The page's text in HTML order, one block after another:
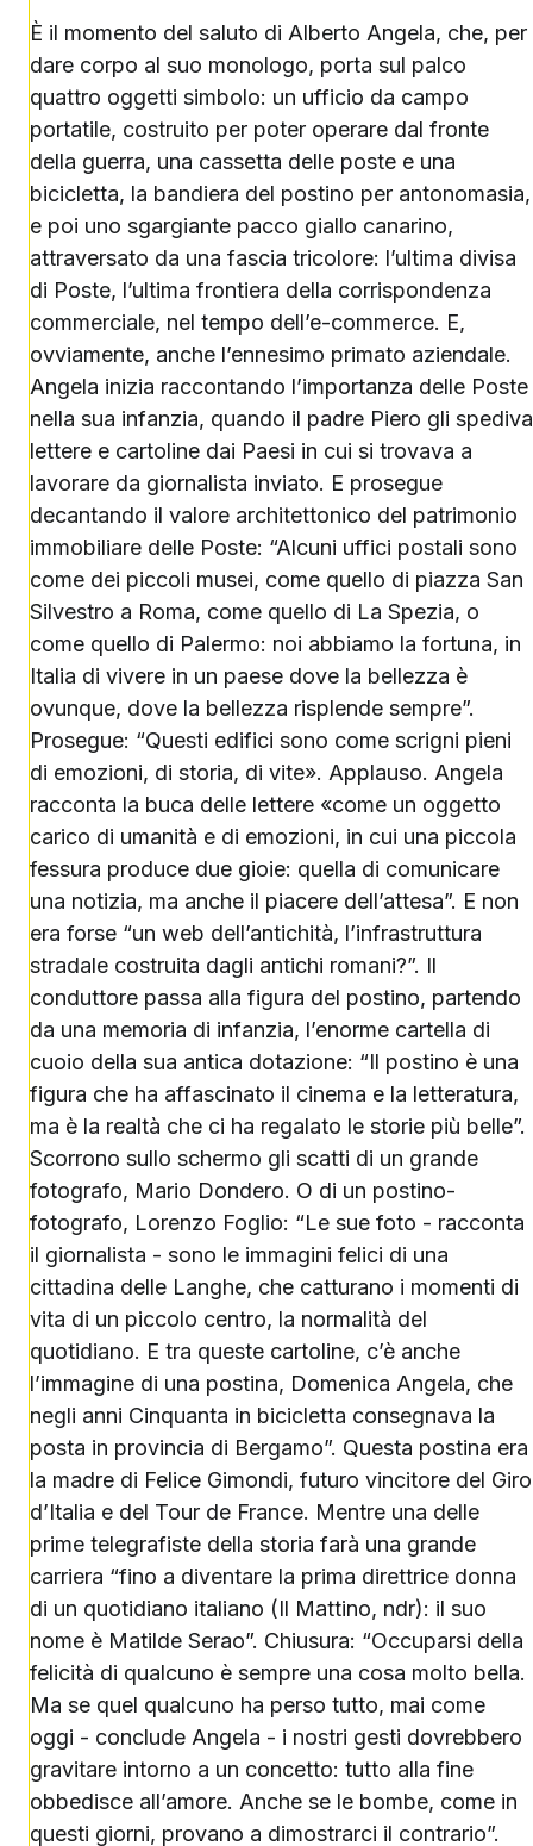
È il momento del saluto di Alberto Angela, che, per
dare corpo al suo monologo, porta sul palco
quattro oggetti simbolo: un ufficio da campo
portatile, costruito per poter operare dal fronte
della guerra, una cassetta delle poste e una
bicicletta, la bandiera del postino per antonomasia,
e poi uno sgargiante pacco giallo canarino,
attraversato da una fascia tricolore: l’ultima divisa
di Poste, l’ultima frontiera della corrispondenza
commerciale, nel tempo dell’e-commerce. E,
ovviamente, anche l’ennesimo primato aziendale.
Angela inizia raccontando l’importanza delle Poste
nella sua infanzia, quando il padre Piero gli spediva
lettere e cartoline dai Paesi in cui si trovava a
lavorare da giornalista inviato. E prosegue
decantando il valore architettonico del patrimonio
immobiliare delle Poste: “Alcuni uffici postali sono
come dei piccoli musei, come quello di piazza San
Silvestro a Roma, come quello di La Spezia, o
come quello di Palermo: noi abbiamo la fortuna, in
Italia di vivere in un paese dove la bellezza è
ovunque, dove la bellezza risplende sempre”.
Prosegue: “Questi edifici sono come scrigni pieni
di emozioni, di storia, di vite». Applauso. Angela
racconta la buca delle lettere «come un oggetto
carico di umanità e di emozioni, in cui una piccola
fessura produce due gioie: quella di comunicare
una notizia, ma anche il piacere dell’attesa”. E non
era forse “un web dell’antichità, l’infrastruttura
stradale costruita dagli antichi romani?”. Il
conduttore passa alla figura del postino, partendo
da una memoria di infanzia, l’enorme cartella di
cuoio della sua antica dotazione: “Il postino è una
figura che ha affascinato il cinema e la letteratura,
ma è la realtà che ci ha regalato le storie più belle”.
Scorrono sullo schermo gli scatti di un grande
fotografo, Mario Dondero. O di un postino-
fotografo, Lorenzo Foglio: “Le sue foto - racconta
il giornalista - sono le immagini felici di una
cittadina delle Langhe, che catturano i momenti di
vita di un piccolo centro, la normalità del
quotidiano. E tra queste cartoline, c’è anche
l’immagine di una postina, Domenica Angela, che
negli anni Cinquanta in bicicletta consegnava la
posta in provincia di Bergamo”. Questa postina era
la madre di Felice Gimondi, futuro vincitore del Giro
d’Italia e del Tour de France. Mentre una delle
prime telegrafiste della storia farà una grande
carriera “fino a diventare la prima direttrice donna
di un quotidiano italiano (Il Mattino, ndr): il suo
nome è Matilde Serao”. Chiusura: “Occuparsi della
felicità di qualcuno è sempre una cosa molto bella.
Ma se quel qualcuno ha perso tutto, mai come
oggi - conclude Angela - i nostri gesti dovrebbero
gravitare intorno a un concetto: tutto alla fine
obbedisce all’amore. Anche se le bombe, come in
questi giorni, provano a dimostrarci il contrario”.